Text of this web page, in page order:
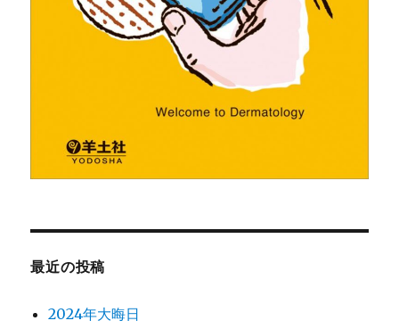
最近の投稿
2024年大晦日